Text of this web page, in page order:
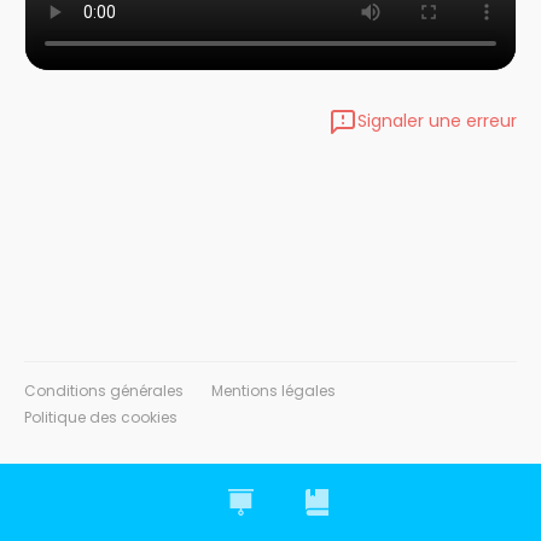
Signaler une erreur
Conditions générales
Mentions légales
Politique des cookies